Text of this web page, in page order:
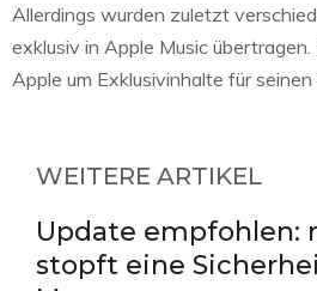
Allerdings wurden zuletzt
exklusiv in Apple Music
Apple um Exklusivinhalte für
WEITERE ARTIKEL
Update empfohlen:
stopft eine